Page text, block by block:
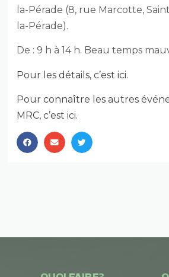
la-Pérade (8, rue Marcotte,
la-Pérade).
De : 9 h à 14 h. Beau temps
Pour les détails, c’est ici.
Pour connaître les autres
MRC, c’est ici.